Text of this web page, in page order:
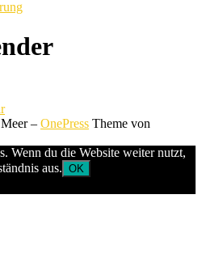
– OnePress Theme von
Wenn du die Website weiter nutzt,
aus. OK